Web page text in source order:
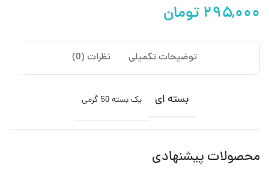
تومان
توضیحات تکمیلی نظرات (0)
بسته ای یک بسته 50 گرمی
محصولات پیشنهادی